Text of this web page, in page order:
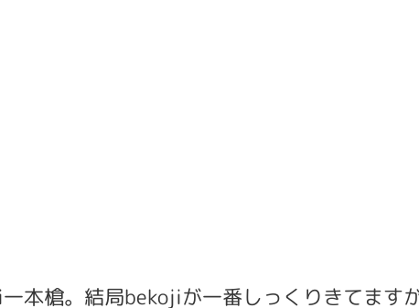
本槍。結局bekojiが一番しっくりきてます